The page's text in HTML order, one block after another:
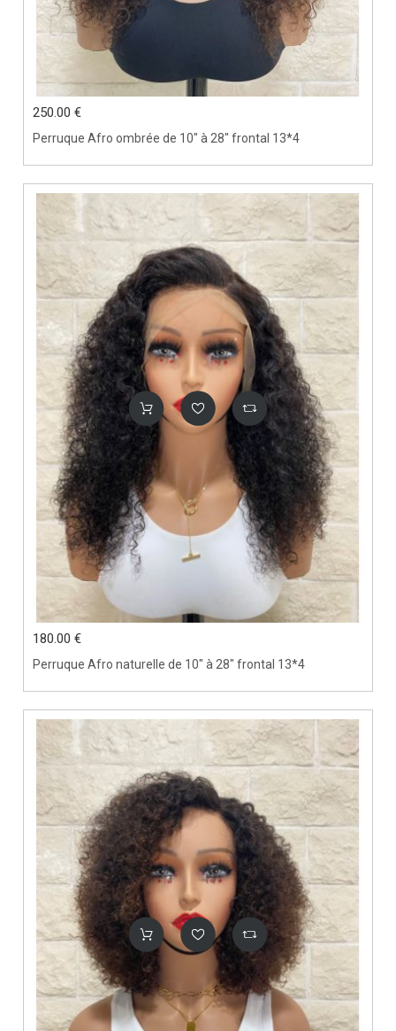
Perruque Afro ombrée de 10" à 28" frontal 13*4
250.00 €
Perruque Afro naturelle de 10" à 28" frontal 13*4
180.00 €